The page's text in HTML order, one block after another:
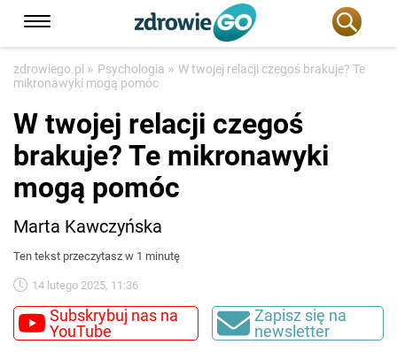
zdrowiego.pl » Psychologia » W twojej relacji czegoś brakuje? Te
mikronawyki mogą pomóc
W twojej relacji czegoś
brakuje? Te mikronawyki
mogą pomóc
Marta Kawczyńska
Ten tekst przeczytasz w 1 minutę
14 lutego 2025, 11:36
Subskrybuj nas na
YouTube
Zapisz się na
newsletter